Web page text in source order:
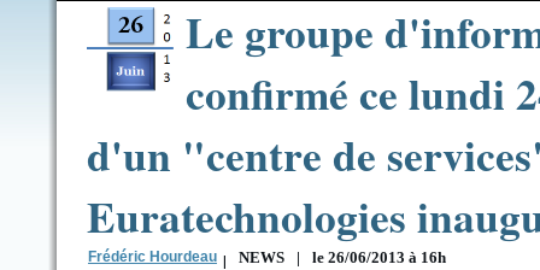
Le groupe
confirmé ce lundi
d'un "centre de
Euratechnologies
Frédéric Hourdeau | NEWS | le 26/06/2013 à 16h